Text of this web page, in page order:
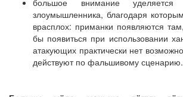
злоумышленника, благодаря
врасплох: приманки появляются
бы появиться при использовании
атакующих практически нет
действуют по фальшивому сценарию.